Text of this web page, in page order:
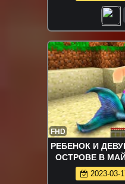
FHD
РЕБЕНОК И
ОСТРОВЕ В
МОДЫ
2023-03-